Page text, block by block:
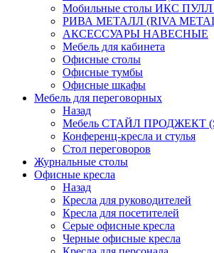
Мобильные столы ИКС
РИВА МЕТАЛЛ (RIVA
АКСЕССУАРЫ НАВЕСНЫЕ
Мебель для кабинета
Офисные столы
Офисные тумбы
Офисные шкафы
Мебель для переговорных
Назад
Мебель СТАЙЛ ПРОДЖЕКТ
Конференц-кресла и стулья
Стол переговоров
Журнальные столы
Офисные кресла
Назад
Кресла для руководителей
Кресла для посетителей
Серые офисные кресла
Черные офисные кресла